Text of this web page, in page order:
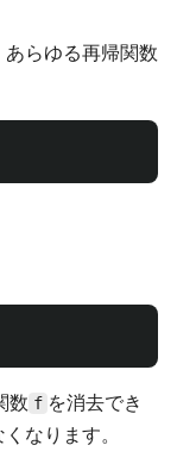
らゆる再帰関数
数 f を消去でき
なります。